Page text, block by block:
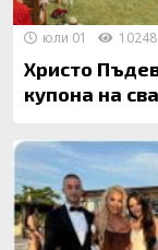
Христо
купона на
юли 01 10248